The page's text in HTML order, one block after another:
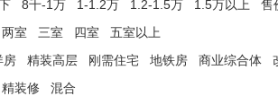
8千-1万 1-1.2万 1.2-1.5万 1.5万以上
售
两室 三室 四室
五室以上
房 精装高层 刚需住宅 地铁房 商业综合体
精装修
混合